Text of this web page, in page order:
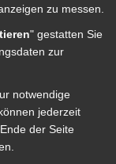
zu messen.
" gestatten Sie
zur
notwendige
jederzeit
der Seite